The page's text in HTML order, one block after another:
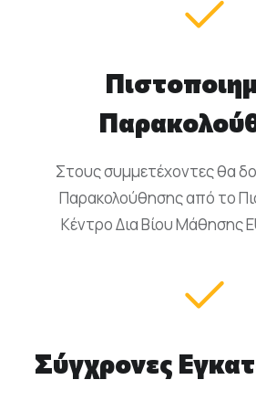
Στους συμμετέχοντες θα
Παρακολούθησης από το
Κέντρο Δια Βίου Μάθησης
Σύγχρονες